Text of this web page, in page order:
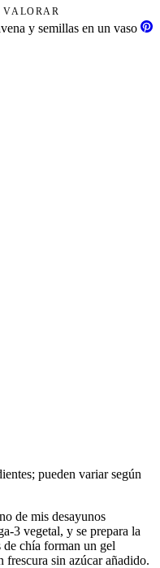
VALORAR
pueden variar según
de mis desayunos
3 vegetal, y se prepara la
de chía forman un gel
frescura sin azúcar añadido.